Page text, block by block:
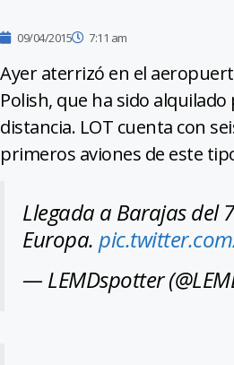
09/04/2015 7:11 am
Ayer aterrizó en el
Polish, que ha sido
distancia. LOT cuenta con
primeros aviones de este
Llegada a Barajas del
Europa.
— LEMDspotter